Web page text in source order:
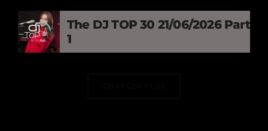
The DJ TOP 30 21/06/2026 Part
1